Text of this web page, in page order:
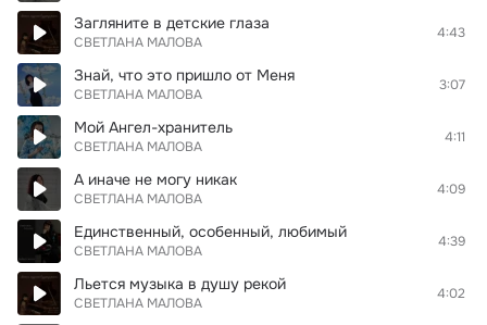
Загляните в детские глаза
СВЕТЛАНА МАЛОВА
4:43
Знай, что это пришло от Меня
СВЕТЛАНА МАЛОВА
3:07
Мой Ангел-хранитель
СВЕТЛАНА МАЛОВА
4:11
А иначе не могу никак
СВЕТЛАНА МАЛОВА
4:09
Единственный, особенный, любимый
СВЕТЛАНА МАЛОВА
4:39
Льется музыка в душу рекой
СВЕТЛАНА МАЛОВА
4:02